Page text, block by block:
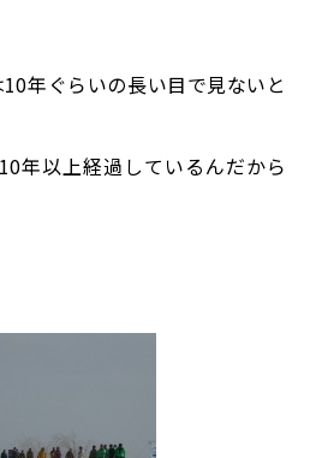
年ぐらいの長い目で見ないと
年以上経過しているんだから